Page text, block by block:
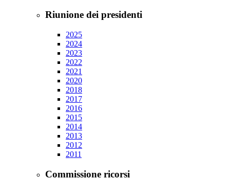
Riunione dei presidenti
2025
2024
2023
2022
2021
2020
2018
2017
2016
2015
2014
2013
2012
2011
Commissione ricorsi